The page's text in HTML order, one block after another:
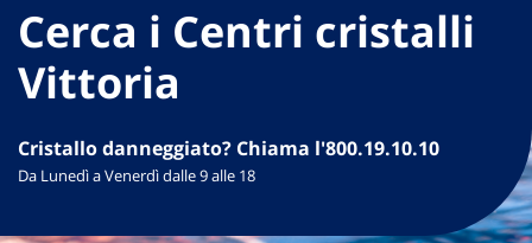
Cerca i Centri cristalli
Vittoria
Cristallo danneggiato? Chiama l'800.19.10.10
Da Lunedì a Venerdì dalle 9 alle 18